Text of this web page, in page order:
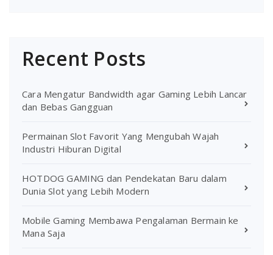
Recent Posts
Cara Mengatur Bandwidth agar Gaming Lebih Lancar
dan Bebas Gangguan
Permainan Slot Favorit Yang Mengubah Wajah
Industri Hiburan Digital
HOTDOG GAMING dan Pendekatan Baru dalam
Dunia Slot yang Lebih Modern
Mobile Gaming Membawa Pengalaman Bermain ke
Mana Saja